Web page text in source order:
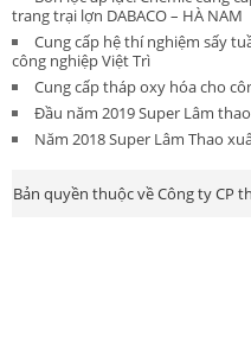
trang trại lợn DABACO – HÀ NAM
Cung cấp hệ thí nghiệm sấy
công nghiệp Việt Trì
Cung cấp tháp oxy hóa cho
Đầu năm 2019 Super Lâm
Năm 2018 Super Lâm Thao
Bản quyền thuộc về Công ty CP